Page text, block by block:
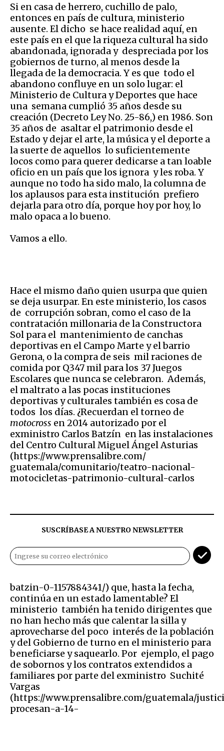
Si en casa de herrero, cuchillo de palo,
entonces en país de cultura, ministerio
ausente. El dicho se hace realidad aquí, en
este país en el que la riqueza cultural ha sido
abandonada, ignorada y despreciada por los
gobiernos de turno, al menos desde la
llegada de la democracia. Y es que todo el
abandono confluye en un solo lugar: el
Ministerio de Cultura y Deportes que hace
una semana cumplió 35 años desde su
creación (Decreto Ley No. 25-86,) en 1986. Son
35 años de asaltar el patrimonio desde el
Estado y dejar el arte, la música y el deporte a
la suerte de aquellos lo suficientemente
locos como para querer dedicarse a tan loable
oficio en un país que los ignora y les roba. Y
aunque no todo ha sido malo, la columna de
los aplausos para esta institución prefiero
dejarla para otro día, porque hoy por hoy, lo
malo opaca a lo bueno.
Vamos a ello.
Hace el mismo daño quien usurpa que quien
se deja usurpar. En este ministerio, los casos
de corrupción sobran, como el caso de la
contratación millonaria de la Constructora
Sol para el mantenimiento de canchas
deportivas en el Campo Marte y el barrio
Gerona, o la compra de seis mil raciones de
comida por Q347 mil para los 37 Juegos
Escolares que nunca se celebraron. Además,
el maltrato a las pocas instituciones
deportivas y culturales también es cosa de
todos los días. ¿Recuerdan el torneo de
motocross en 2014 autorizado por el
exministro Carlos Batzín en las instalaciones
del Centro Cultural Miguel Ángel Asturias
(https://www.prensalibre.com/
guatemala/comunitario/teatro-nacional-
motocicletas-patrimonio-cultural-carlos
SUSCRÍBASE A NUESTRO NEWSLETTER
batzin-0-1157884341/) que, hasta la fecha,
continúa en un estado lamentable? El
ministerio también ha tenido dirigentes que
no han hecho más que calentar la silla y
aprovecharse del poco interés de la población
y del Gobierno de turno en el ministerio para
beneficiarse y saquearlo. Por ejemplo, el pago
de sobornos y los contratos extendidos a
familiares por parte del exministro Suchité
Vargas
(https://www.prensalibre.com/guatemala/
procesan-a-14-